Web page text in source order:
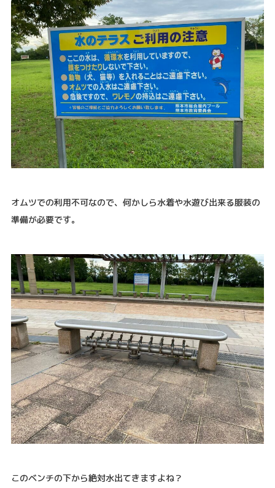
オムツでの利用不可なので、何かしら水着や水遊び出来る服装の
準備が必要です。
このベンチの下から絶対水出てきますよね？